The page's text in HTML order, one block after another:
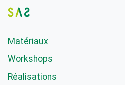
Matériaux
Workshops
Réalisations